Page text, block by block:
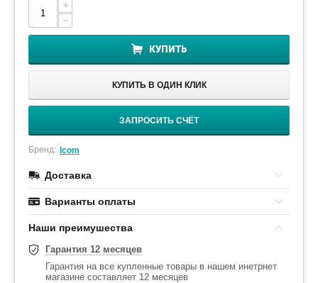
+
−
КУПИТЬ
КУПИТЬ В ОДИН КЛИК
ЗАПРОСИТЬ СЧЁТ
Бренд: Icom
Доставка
Варианты оплаты
Наши преимушества
Гарантия 12 месяцев
Гарантия на все купленные товары в нашем инетрнет
магазине составляет 12 месяцев